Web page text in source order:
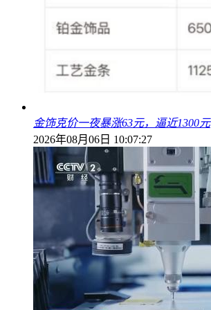
金饰克价一夜暴涨63元，逼近1300元
2026年08月06日 10:07:27